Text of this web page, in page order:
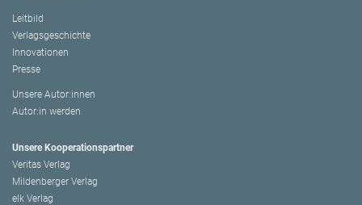
Leitbild
Verlagsgeschichte
Innovationen
Presse
Unsere Autor:innen
Autor:in werden
Unsere Kooperationspartner
Veritas Verlag
Mildenberger Verlag
elk Verlag